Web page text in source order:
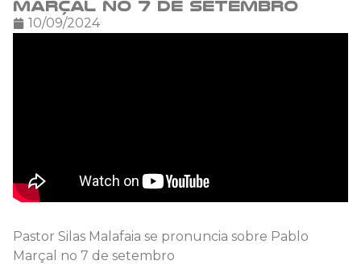
Marçal no 7 de setembro
10/09/2024
Pastor Silas Malafaia se pronuncia sobre Pablo
Marçal no 7 de setembro